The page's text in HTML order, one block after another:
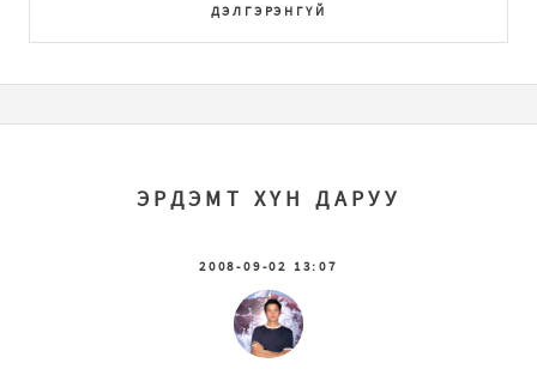
ДЭЛГЭРЭНГҮЙ
ЭРДЭМТ ХҮН ДАРУУ
2008-09-02 13:07